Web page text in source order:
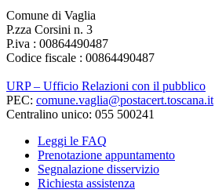
Comune di Vaglia
P.zza Corsini n. 3
P.iva : 00864490487
Codice fiscale : 00864490487
URP – Ufficio Relazioni con il pubblico
PEC: comune.vaglia@postacert.toscana.it
Centralino unico: 055 500241
Leggi le FAQ
Prenotazione appuntamento
Segnalazione disservizio
Richiesta assistenza